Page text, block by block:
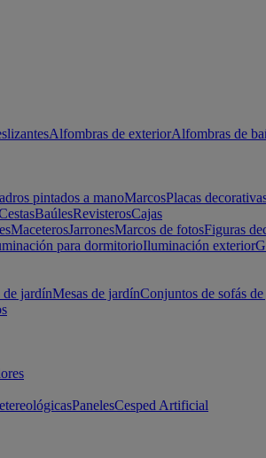
Alfombras de exteriorAlfombras de
pintados a manoMarcosPlacas
BaúlesRevisterosCajas
MaceterosJarronesMarcos de fotosFiguras
para dormitorioIluminación exterior
de jardínMesas de jardínConjuntos de sofás
PanelesCesped Artificial